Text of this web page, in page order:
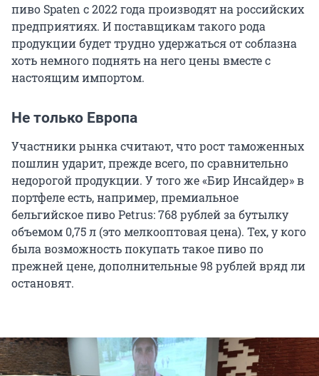
пиво Spaten с 2022 года производят на российских
предприятиях. И поставщикам такого рода
продукции будет трудно удержаться от соблазна
хоть немного поднять на него цены вместе с
настоящим импортом.
Не только Европа
Участники рынка считают, что рост таможенных
пошлин ударит, прежде всего, по сравнительно
недорогой продукции. У того же «Бир Инсайдер» в
портфеле есть, например, премиальное
бельгийское пиво Petrus: 768 рублей за бутылку
объемом 0,75 л (это мелкооптовая цена). Тех, у кого
была возможность покупать такое пиво по
прежней цене, дополнительные 98 рублей вряд ли
остановят.